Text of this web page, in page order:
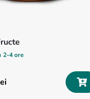
2-4 ore